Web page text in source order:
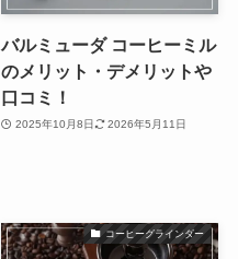
バルミューダ コーヒーミル
のメリット・デメリットや
口コミ！
2025年10月8日 2026年5月11日
コーヒーグラインダー